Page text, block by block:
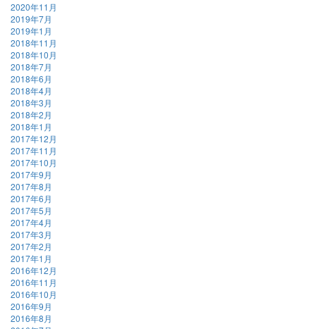
2020年11月
2019年7月
2019年1月
2018年11月
2018年10月
2018年7月
2018年6月
2018年4月
2018年3月
2018年2月
2018年1月
2017年12月
2017年11月
2017年10月
2017年9月
2017年8月
2017年6月
2017年5月
2017年4月
2017年3月
2017年2月
2017年1月
2016年12月
2016年11月
2016年10月
2016年9月
2016年8月